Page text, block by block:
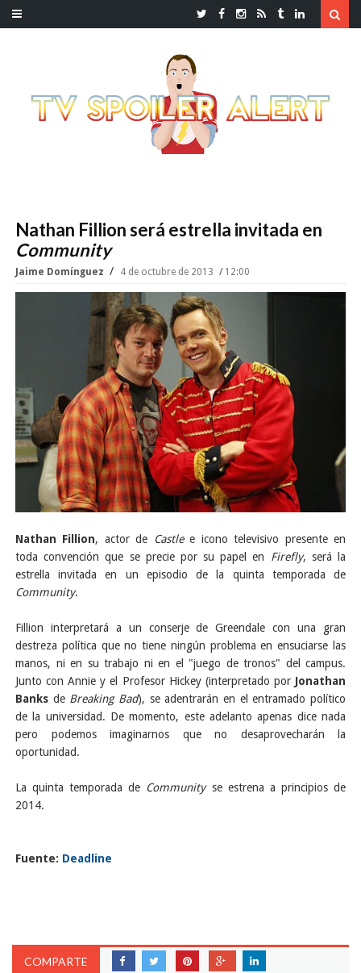
Nathan Fillion será estrella invitada en
Community
Jaime Domínguez 4 de octubre de 2013 12:00
Nathan Fillion, actor de Castlee icono televisivo presente en
toda convención que se precie por su papel en Firefly, será la
estrella invitada en un episodio de la quinta temporada de
Community.
Fillion interpretará a un conserje de Greendale con una gran
destreza política que no tiene ningún problema en ensuciarse las
manos, ni en su trabajo ni en el "juego de tronos" del campus.
Junto con Annie y el Profesor Hickey (interpretado por Jonathan
Banks de Breaking Bad), se adentrarán en el entramado político
de la universidad. De momento, este adelanto apenas dice nada
pero podemos imaginarnos que no desaprovecharán la
oportunidad.
La quinta temporada de Community se estrena a principios de
2014.
Fuente: Deadline
COMPARTE